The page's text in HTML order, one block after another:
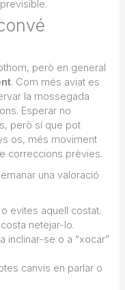
però en general
. Com més aviat es
la mossegada
Esperar no
però sí que pot
os, més moviment
correccions prèvies.
una valoració
evites aquell costat.
netejar-lo.
inclinar-se o a “xocar”
canvis en parlar o